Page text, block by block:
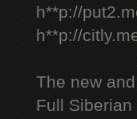
h**p://
h**p://
The new
Full